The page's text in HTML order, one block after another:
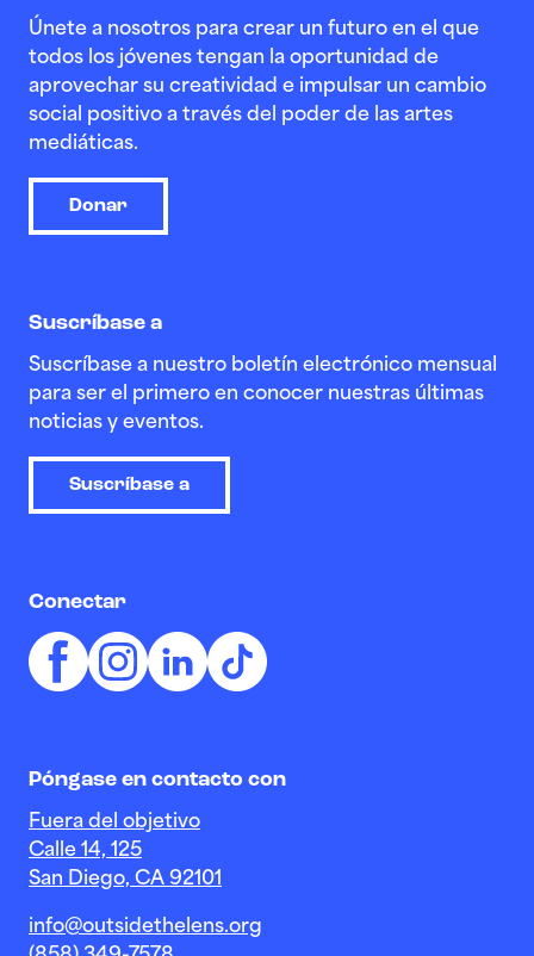
Únete a nosotros para crear un futuro en el que
todos los jóvenes tengan la oportunidad de
aprovechar su creatividad e impulsar un cambio
social positivo a través del poder de las artes
mediáticas.
Donar
Suscríbase a
Suscríbase a nuestro boletín electrónico mensual
para ser el primero en conocer nuestras últimas
noticias y eventos.
Suscríbase a
Conectar
Póngase en contacto con
Fuera del objetivo
Calle 14, 125
San Diego, CA 92101
info@outsidethelens.org